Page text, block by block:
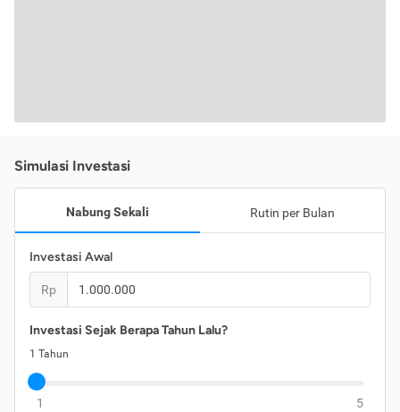
Simulasi Investasi
Nabung Sekali Rutin per Bulan
Investasi Awal
Rp
Investasi Sejak Berapa Tahun Lalu?
1 Tahun
1 5